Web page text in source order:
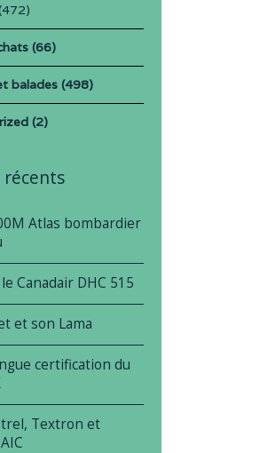
(66)
balades(498)
(2)
Atlas bombardier
Canadair DHC 515
et son Lama
certification du
Textron et